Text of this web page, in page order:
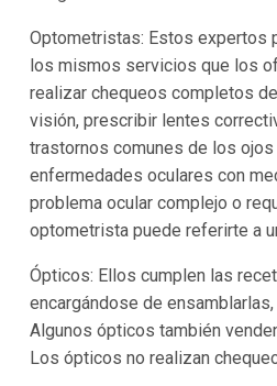
Optometristas: Estos expertos
los mismos servicios que los
realizar chequeos completos
visión, prescribir lentes
trastornos comunes de los
enfermedades oculares con
problema ocular complejo o
optometrista puede referirte a
Ópticos: Ellos cumplen las
encargándose de
Algunos ópticos también
Los ópticos no realizan